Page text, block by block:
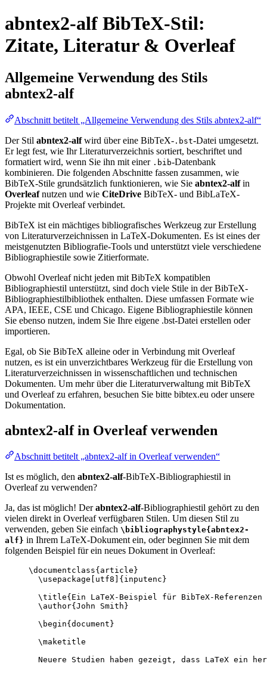
abntex2-alf BibTeX-Stil:
Zitate, Literatur & Overleaf
Allgemeine Verwendung des Stils
abntex2-alf
Abschnitt betitelt „Allgemeine Verwendung des Stils abntex2-alf“
Der Stil abntex2-alfwird über eine BibTeX- .bst-Datei umgesetzt.
Er legt fest, wie Ihr Literaturverzeichnis sortiert, beschriftet und
formatiert wird, wenn Sie ihn mit einer .bib-Datenbank
kombinieren. Die folgenden Abschnitte fassen zusammen, wie
BibTeX-Stile grundsätzlich funktionieren, wie Sie abntex2-alfin
Overleafnutzen und wie CiteDrive BibTeX- und BibLaTeX-
Projekte mit Overleaf verbindet.
BibTeX ist ein mächtiges bibliografisches Werkzeug zur Erstellung
von Literaturverzeichnissen in LaTeX-Dokumenten. Es ist eines der
meistgenutzten Bibliografie-Tools und unterstützt viele verschiedene
Bibliographiestile sowie Zitierformate.
Obwohl Overleaf nicht jeden mit BibTeX kompatiblen
Bibliographiestil unterstützt, sind doch viele Stile in der BibTeX-
Bibliographiestilbibliothek enthalten. Diese umfassen Formate wie
APA, IEEE, CSE und Chicago. Eigene Bibliographiestile können
Sie ebenso nutzen, indem Sie Ihre eigene .bst-Datei erstellen oder
importieren.
Egal, ob Sie BibTeX alleine oder in Verbindung mit Overleaf
nutzen, es ist ein unverzichtbares Werkzeug für die Erstellung von
Literaturverzeichnissen in wissenschaftlichen und technischen
Dokumenten. Um mehr über die Literaturverwaltung mit BibTeX
und Overleaf zu erfahren, besuchen Sie bitte bibtex.eu oder unsere
Dokumentation.
abntex2-alfin Overleaf verwenden
Abschnitt betitelt „abntex2-alf in Overleaf verwenden“
Ist es möglich, den abntex2-alf-BibTeX-Bibliographiestil in
Overleaf zu verwenden?
Ja, das ist möglich! Derabntex2-alf-Bibliographiestil gehört zu den
vielen direkt in Overleaf verfügbaren Stilen. Um diesen Stil zu
verwenden, geben Sie einfach \bibliographystyle{abntex2-
alf} in Ihrem LaTeX-Dokument ein, oder beginnen Sie mit dem
folgenden Beispiel für ein neues Dokument in Overleaf:
\documentclass{ article }
\usepackage
utf8 ]{ inputenc }
\title{Ein LaTeX-Beispiel für BibTeX-
\author{John Smith}
\begin{ document }
\maketitle
Neuere Studien haben gezeigt, dass LaTeX ein